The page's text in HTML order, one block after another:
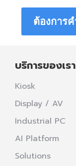
ต้องการ
บริการของเรา
Kiosk
Display / AV
Industrial PC
AI Platform
Solutions